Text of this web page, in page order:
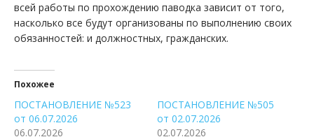
всей работы по прохождению паводка зависит от того,
насколько все будут организованы по выполнению своих
обязанностей: и должностных, гражданских.
Похожее
ПОСТАНОВЛЕНИЕ №523
от 06.07.2026
06.07.2026
ПОСТАНОВЛЕНИЕ №505
от 02.07.2026
02.07.2026